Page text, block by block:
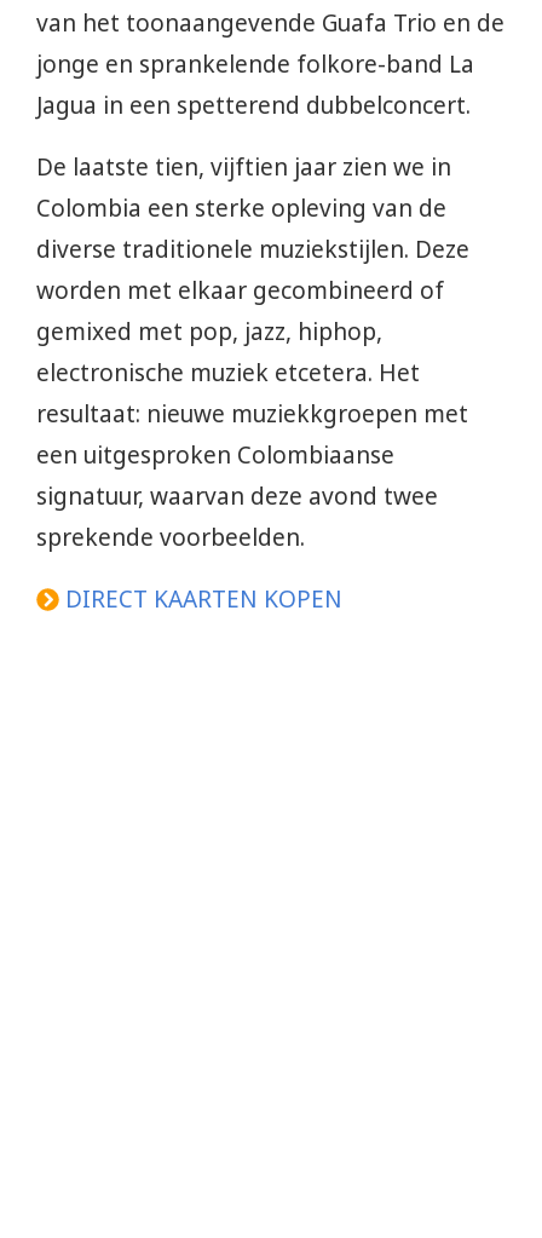
van het toonaangevende Guafa Trio en de
jonge en sprankelende folkore-band La
Jagua in een spetterend dubbelconcert.
De laatste tien, vijftien jaar zien we in
Colombia een sterke opleving van de
diverse traditionele muziekstijlen. Deze
worden met elkaar gecombineerd of
gemixed met pop, jazz, hiphop,
electronische muziek etcetera. Het
resultaat: nieuwe muziekkgroepen met
een uitgesproken Colombiaanse
signatuur, waarvan deze avond twee
sprekende voorbeelden.
DIRECT KAARTEN KOPEN